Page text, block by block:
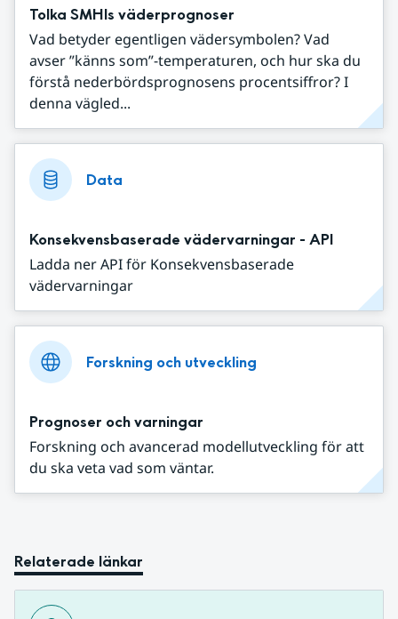
Tolka SMHIs väderprognoser
Vad betyder egentligen vädersymbolen? Vad
avser ”känns som”-temperaturen, och hur ska du
förstå nederbördsprognosens procentsiffror? I
denna vägled...
Data
Konsekvensbaserade vädervarningar - API
Ladda ner API för Konsekvensbaserade
vädervarningar
Forskning och utveckling
Prognoser och varningar
Forskning och avancerad modellutveckling för att
du ska veta vad som väntar.
Relaterade länkar